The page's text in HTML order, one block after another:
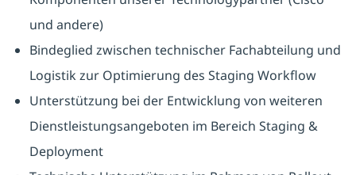
und andere)
Bindeglied zwischen technischer Fachabteilung und
Logistik zur Optimierung des Staging Workflow
Unterstützung bei der Entwicklung von weiteren
Dienstleistungsangeboten im Bereich Staging &
Deployment